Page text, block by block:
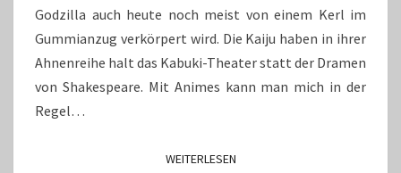
Godzilla auch heute noch meist von einem Kerl im
Gummianzug verkörpert wird. Die Kaiju haben in ihrer
Ahnenreihe halt das Kabuki-Theater statt der Dramen
von Shakespeare. Mit Animes kann man mich in der
Regel…
WEITERLESENWEITERLESEN